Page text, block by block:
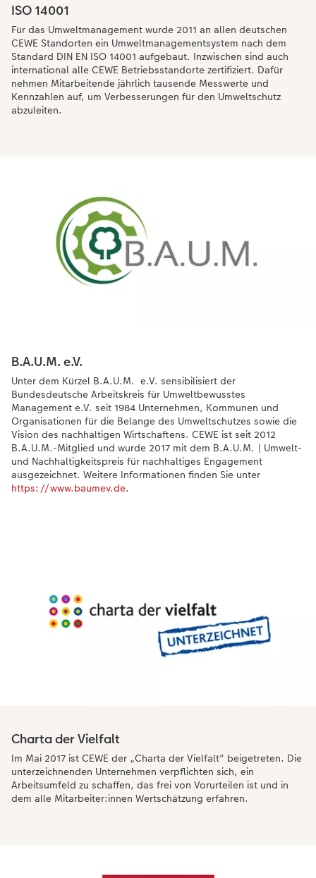
ISO 14001
Für das Umweltmanagement wurde 2011 an allen deutschen
CEWE Standorten ein Umweltmanagementsystem nach dem
Standard DIN EN ISO 14001 aufgebaut. Inzwischen sind auch
international alle CEWE Betriebsstandorte zertifiziert. Dafür
nehmen Mitarbeitende jährlich tausende Messwerte und
Kennzahlen auf, um Verbesserungen für den Umweltschutz
abzuleiten.
B.A.U.M. e.V.
Unter dem Kürzel B.A.U.M. e.V. sensibilisiert der
Bundesdeutsche Arbeitskreis für Umweltbewusstes
Management e.V. seit 1984 Unternehmen, Kommunen und
Organisationen für die Belange des Umweltschutzes sowie die
Vision des nachhaltigen Wirtschaftens. CEWE ist seit 2012
B.A.U.M.-Mitglied und wurde 2017 mit dem B.A.U.M. | Umwelt-
und Nachhaltigkeitspreis für nachhaltiges Engagement
ausgezeichnet. Weitere Informationen finden Sie unter
https://www.baumev.de.
Charta der Vielfalt
Im Mai 2017 ist CEWE der „Charta der Vielfalt" beigetreten. Die
unterzeichnenden Unternehmen verpflichten sich, ein
Arbeitsumfeld zu schaffen, das frei von Vorurteilen ist und in
dem alle Mitarbeiter:innen Wertschätzung erfahren.